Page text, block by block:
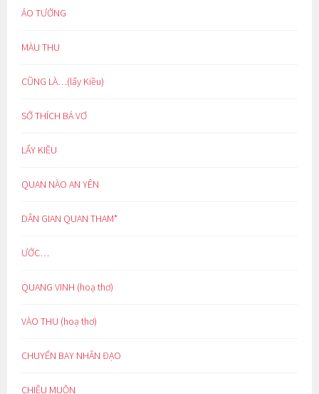
ẢO TƯỞNG
MÀU THU
CŨNG LÀ…(lẩy Kiều)
SỞ THÍCH BÁ VƠ
LẨY KIỀU
QUAN NÀO AN YÊN
DÂN GIAN QUAN THAM*
ƯỚC…
QUANG VINH (hoạ thơ)
VÀO THU (hoạ thơ)
CHUYẾN BAY NHÂN ĐẠO
CHIỀU MUỘN